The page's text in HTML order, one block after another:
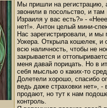
Мы пришли на регистрацию,
звонили в посольство, и
Израиля у вас есть?» -
нет!». Антон целый мини-
Нас зарегистрировали, и
Уокера. Открыла кошелек, и
всю наличность, чтобы не
закрывается и
меня давай порицать. Но в
себя мыслью о каких-то
Долетели хорошо, спасибо
ведь даже страховки нет»,
продают, но тут к нам
контроль.